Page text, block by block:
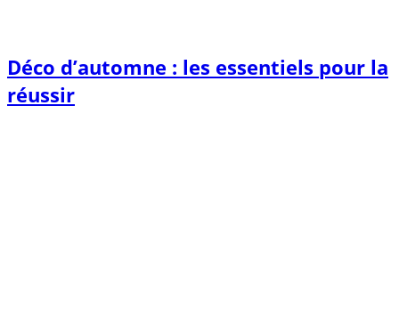
Déco d’automne : les essentiels pour la
réussir